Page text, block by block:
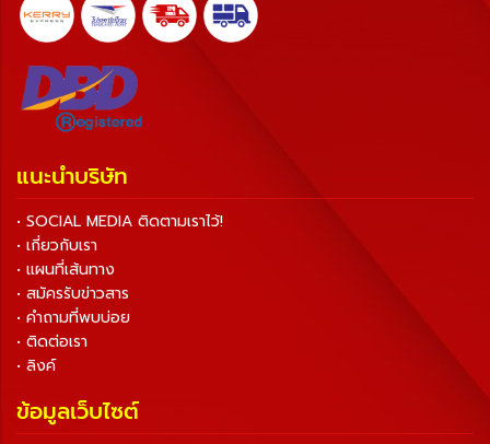
แนะนำบริษัท
• SOCIAL MEDIA ติดตามเราไว้!
• เกี่ยวกับเรา
• แผนที่เส้นทาง
• สมัครรับข่าวสาร
• คำถามที่พบบ่อย
• ติดต่อเรา
• ลิงค์
ข้อมูลเว็บไซต์